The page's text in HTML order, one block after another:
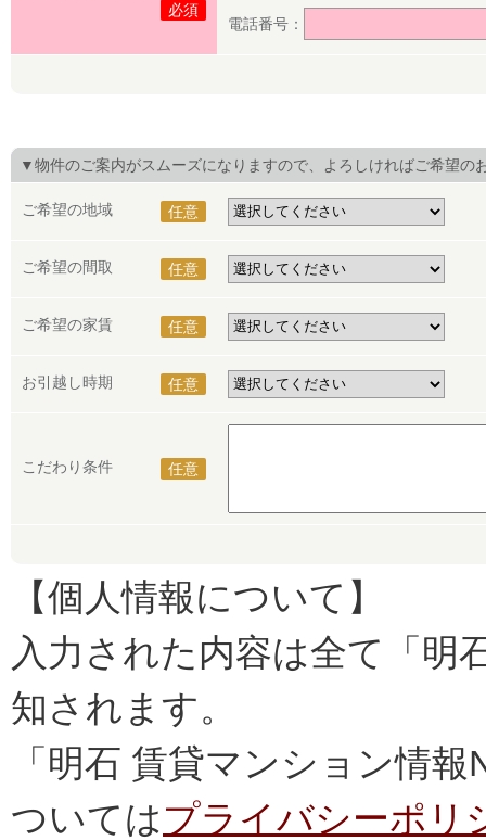
必須
電話番号：
▼物件のご案内がスムーズになりますので、よろしければご希望の
ご希望の地域 任意
ご希望の間取 任意
ご希望の家賃 任意
お引越し時期 任意
こだわり条件 任意
【個人情報について】
入力された内容は全て「明
知されます。
「明石 賃貸マンション情
ついてはプライバシーポリ